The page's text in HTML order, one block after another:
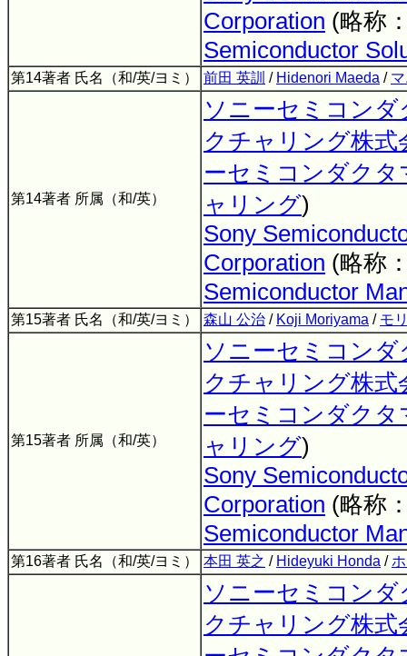
Corporation (略称
Semiconductor
第14著者 氏名（和/英/ヨミ） 前田 英訓 / Hidenori Maeda /
第14著者 所属（和/英）
ソニーセミコン
クチャリング株式
ーセミコンダク
ャリング)
Sony
Corporation (略称
Semiconductor
第15著者 氏名（和/英/ヨミ） 森山 公治 / Koji Moriyama / モ
第15著者 所属（和/英）
ソニーセミコン
クチャリング株式
ーセミコンダク
ャリング)
Sony
Corporation (略称
Semiconductor
第16著者 氏名（和/英/ヨミ） 本田 英之 / Hideyuki Honda /
ソニーセミコン
クチャリング株式